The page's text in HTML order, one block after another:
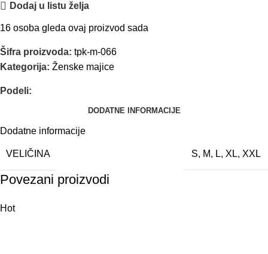
Dodaj u listu želja
16 osoba gleda ovaj proizvod sada
Šifra proizvoda: tpk-m-066
Kategorija: Ženske majice
Podeli:
DODATNE INFORMACIJE
Dodatne informacije
VELIČINA S, M, L, XL, XXL
Povezani proizvodi
Hot